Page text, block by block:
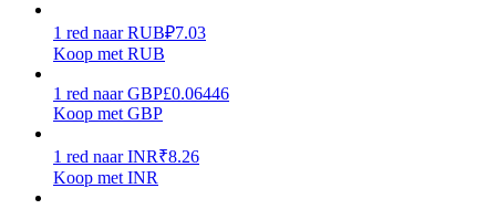
Hoog rendement en directe toegang
1 red naar RUB₽7.03
Koop met RUB
1 red naar GBP£0.06446
Koop met GBP
1 red naar INR₹8.26
Koop met INR